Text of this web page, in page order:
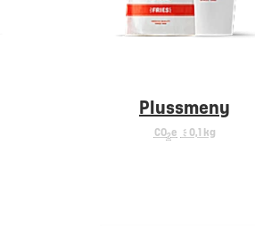
Plussmeny
CO2e < 0,1 kg